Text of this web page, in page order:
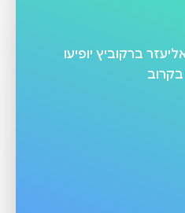
ברקוביץ יופיעו
בקרוב